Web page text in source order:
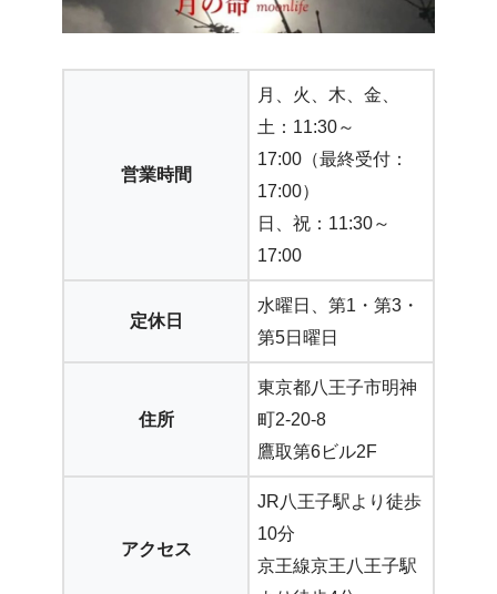
営業時間
月、火、木、金、
土：11:30～
17:00（最終受付：
17:00）
日、祝：11:30～
17:00
定休日
水曜日、第1・第3・
第5日曜日
住所
東京都八王子市明神
町2-20-8
鷹取第6ビル2F
アクセス
JR八王子駅より徒歩
10分
京王線京王八王子駅